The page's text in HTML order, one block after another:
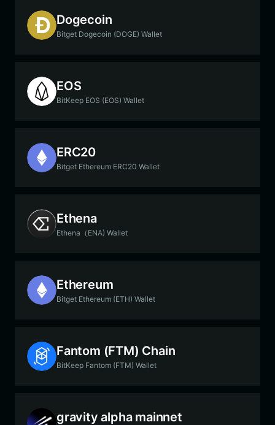
Dogecoin
Bitget Dogecoin (DOGE) Wallet
EOS
BitKeep EOS (EOS) Wallet
ERC20
Bitget Ethereum ERC20 Wallet
Ethena
Ethena（ENA) Wallet
Ethereum
Bitget Ethereum (ETH) Wallet
Fantom (FTM) Chain
BitKeep Fantom (FTM) Wallet
gravity alpha mainnet